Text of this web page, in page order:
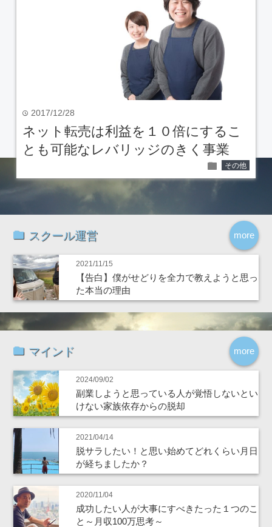
time 2017/12/28
ネット転売は利益を１０倍にするこ
とも可能なレバリッジのきく事業
folder その他
more
スクール運営
2021/11/15
【告白】僕がせどりを全力で教えようと思っ
た本当の理由
more
マインド
2024/09/02
副業しようと思っている人が覚悟しないとい
けない家族依存からの脱却
2021/04/14
脱サラしたい！と思い始めてどれくらい月日
が経ちましたか？
2020/11/04
成功したい人が大事にすべきたった１つのこ
と～月収100万思考～